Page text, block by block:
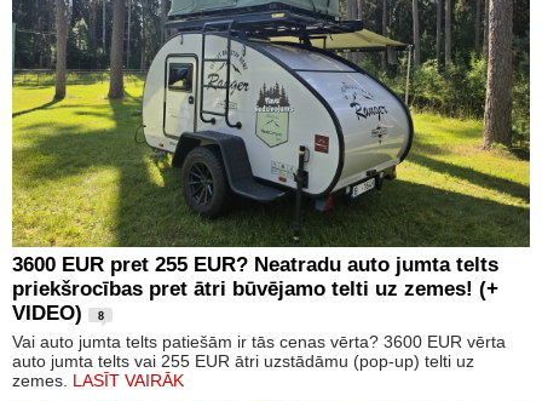
3600 EUR pret 255 EUR? Neatradu auto jumta telts
priekšrocības pret ātri būvējamo telti uz zemes! (+
VIDEO)
8
Vai auto jumta telts patiešām ir tās cenas vērta? 3600 EUR vērta
auto jumta telts vai 255 EUR ātri uzstādāmu (pop-up) telti uz
zemes. LASĪT VAIRĀK